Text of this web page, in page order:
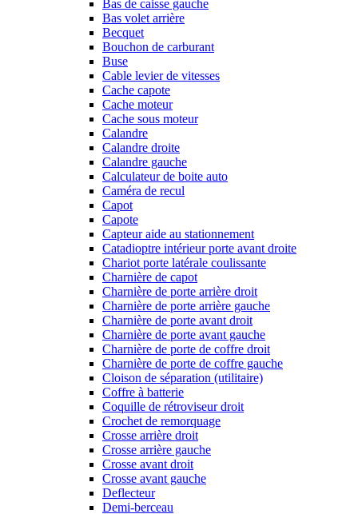
Bas de caisse gauche
Bas volet arrière
Becquet
Bouchon de carburant
Buse
Cable levier de vitesses
Cache capote
Cache moteur
Cache sous moteur
Calandre
Calandre droite
Calandre gauche
Calculateur de boite auto
Caméra de recul
Capot
Capote
Capteur aide au stationnement
Catadioptre intérieur porte avant droite
Chariot porte latérale coulissante
Charnière de capot
Charnière de porte arrière droit
Charnière de porte arrière gauche
Charnière de porte avant droit
Charnière de porte avant gauche
Charnière de porte de coffre droit
Charnière de porte de coffre gauche
Cloison de séparation (utilitaire)
Coffre à batterie
Coquille de rétroviseur droit
Crochet de remorquage
Crosse arrière droit
Crosse arrière gauche
Crosse avant droit
Crosse avant gauche
Deflecteur
Demi-berceau